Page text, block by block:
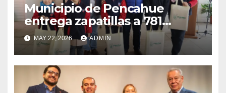
Municipio de Pencahue
entrega zapatillas a 781
estudiantes con recursos del
Royalty Minero
MAY 22, 2026 ADMIN